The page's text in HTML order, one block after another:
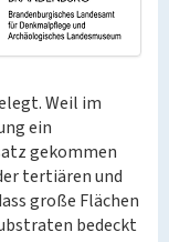
Weil im
ein
gekommen
tertiären und
große Flächen
bedeckt